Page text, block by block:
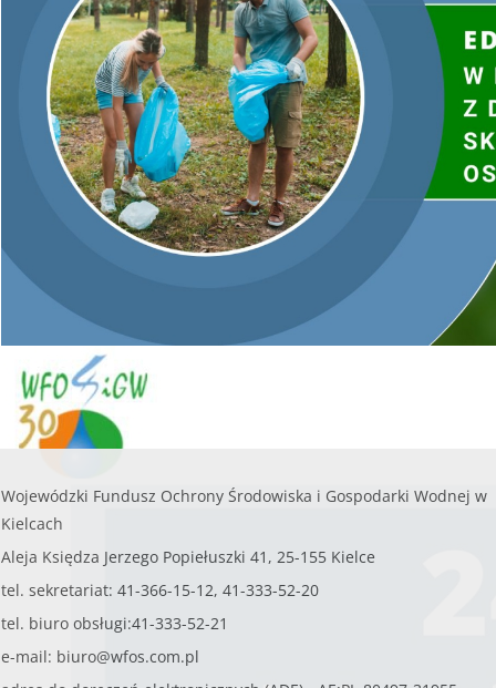
Do udziału zapraszamy przedstawicieli jednostek samorządu
terytorialnego, osoby odpowiedzialne za funkcjonowanie
Gminnych Punktów Konsultacyjno-Informacyjnych programu
„Czyste Powietrze” oraz wszystkich zainteresowanych
współpracą z WFOŚiGW w Kielcach.
Wydarzenie odbywa się pod Honorowym Patronatem
Wojewody Świętokrzyskiego Józefa Bryka.
Serdecznie zapraszamy!
Wojewódzki Fundusz Ochrony Środowiska i Gospodarki Wodnej w
Kielcach
Aleja Księdza Jerzego Popiełuszki 41, 25-155 Kielce
tel. sekretariat: 41-366-15-12, 41-333-52-20
tel. biuro obsługi:41-333-52-21
e-mail: biuro@wfos.com.pl